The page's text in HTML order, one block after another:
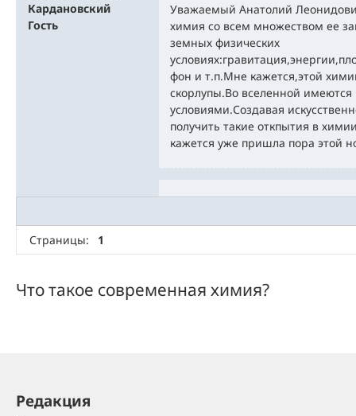
Кардановский
Гость
Уважаемый Анатолий
химия со всем множеством ее
земных физических
фон и т.п.Мне кажется,этой
скорлупы.Во вселенной
условиями.Создавая
получить такие откпытия в
кажется уже пришла пора этой
Страницы: 1
Что такое современная химия?
Редакция